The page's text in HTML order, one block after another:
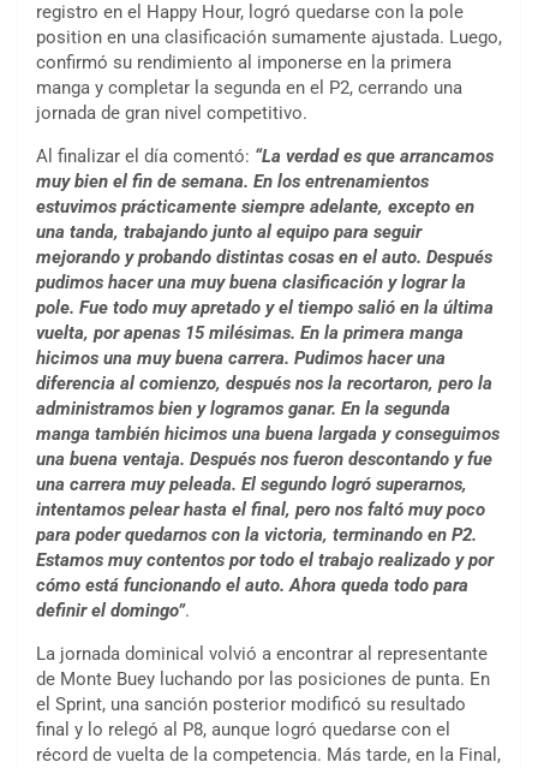
registro en el Happy Hour, logró quedarse con la pole
position en una clasificación sumamente ajustada. Luego,
confirmó su rendimiento al imponerse en la primera
manga y completar la segunda en el P2, cerrando una
jornada de gran nivel competitivo.
Al finalizar el día comentó: “La verdad es que arrancamos
muy bien el fin de semana. En los entrenamientos
estuvimos prácticamente siempre adelante, excepto en
una tanda, trabajando junto al equipo para seguir
mejorando y probando distintas cosas en el auto. Después
pudimos hacer una muy buena clasificación y lograr la
pole. Fue todo muy apretado y el tiempo salió en la última
vuelta, por apenas 15 milésimas. En la primera manga
hicimos una muy buena carrera. Pudimos hacer una
diferencia al comienzo, después nos la recortaron, pero la
administramos bien y logramos ganar. En la segunda
manga también hicimos una buena largada y conseguimos
una buena ventaja. Después nos fueron descontando y fue
una carrera muy peleada. El segundo logró superarnos,
intentamos pelear hasta el final, pero nos faltó muy poco
para poder quedarnos con la victoria, terminando en P2.
Estamos muy contentos por todo el trabajo realizado y por
cómo está funcionando el auto. Ahora queda todo para
definir el domingo”.
La jornada dominical volvió a encontrar al representante
de Monte Buey luchando por las posiciones de punta. En
el Sprint, una sanción posterior modificó su resultado
final y lo relegó al P8, aunque logró quedarse con el
récord de vuelta de la competencia. Más tarde, en la Final,